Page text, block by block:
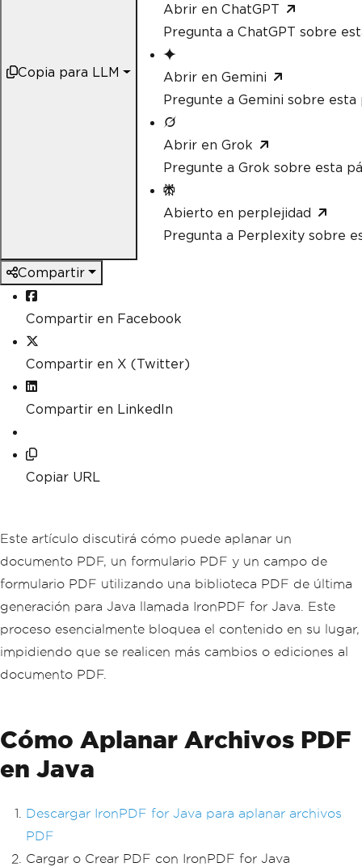
Copia para LLM
Abrir en ChatGPT
Pregunta a ChatGPT sobre
Abrir en Gemini
Pregunte a Gemini sobre esta
Abrir en Grok
Pregunte a Grok sobre esta
Abierto en perplejidad
Pregunta a Perplexity sobre
Compartir
Compartir en Facebook
Compartir en X (Twitter)
Compartir en LinkedIn
Copiar URL
Este artículo discutirá cómo puede aplanar un
documento PDF, un formulario PDF y un campo de
formulario PDF utilizando una biblioteca PDF de última
generación para Java llamada IronPDF for Java. Este
proceso esencialmente bloquea el contenido en su lugar,
impidiendo que se realicen más cambios o ediciones al
documento PDF.
Cómo Aplanar Archivos PDF
en Java
Descargar IronPDF for Java para aplanar archivos
PDF
Cargar o Crear PDF con IronPDF for Java